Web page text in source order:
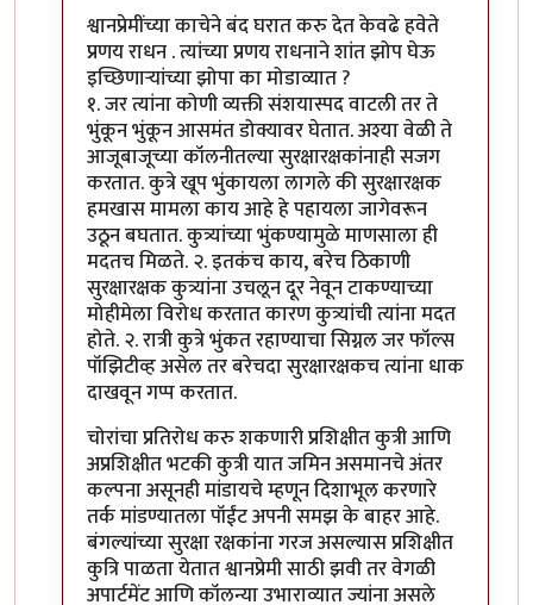
श्वानप्रेमींच्या काचेने बंद घरात करु देत केवढे हवेते
प्रणय राधन . त्यांच्या प्रणय राधनाने शांत झोप घेऊ
इच्छिणार्‍यांच्या झोपा का मोडाव्यात ?
१. जर त्यांना कोणी व्यक्ती संशयास्पद वाटली तर ते
भुंकून भुंकून आसमंत डोक्यावर घेतात. अश्या वेळी ते
आजूबाजूच्या कॉलनीतल्या सुरक्षारक्षकांनाही सजग
करतात. कुत्रे खूप भुंकायला लागले की सुरक्षारक्षक
हमखास मामला काय आहे हे पहायला जागेवरून
उठून बघतात. कुत्र्यांच्या भुंकण्यामुळे माणसाला ही
मदतच मिळते. २. इतकंच काय, बरेच ठिकाणी
सुरक्षारक्षक कुत्र्यांना उचलून दूर नेवून टाकण्याच्या
मोहीमेला विरोध करतात कारण कुत्र्यांची त्यांना मदत
होते. २. रात्री कुत्रे भुंकत रहाण्याचा सिग्नल जर फॉल्स
पॉझिटीव्ह असेल तर बरेचदा सुरक्षारक्षकच त्यांना धाक
दाखवून गप्प करतात.
चोरांचा प्रतिरोध करु शकणारी प्रशिक्षीत कुत्री आणि
अप्रशिक्षीत भटकी कुत्री यात जमिन असमानचे अंतर
कल्पना असूनही मांडायचे म्हणून दिशाभूल करणारे
तर्क मांडण्यातला पॉईंट अपनी समझ के बाहर आहे.
बंगल्यांच्या सुरक्षा रक्षकांना गरज असल्यास प्रशिक्षीत
कुत्रि पाळता येतात श्वानप्रेमी साठी झवी तर वेगळी
अपार्टमेंट आणि कॉलन्या उभाराव्यात ज्यांना असले